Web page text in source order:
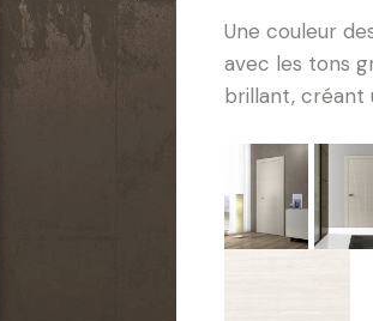
Une couleur
avec les tons
brillant, créant